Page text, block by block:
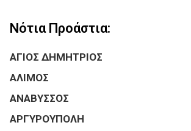
Νότια Προάστια:
ΑΓΙΟΣ ΔΗΜΗΤΡΙΟΣ
ΑΛΙΜΟΣ
ΑΝΑΒΥΣΣΟΣ
ΑΡΓΥΡΟΥΠΟΛΗ